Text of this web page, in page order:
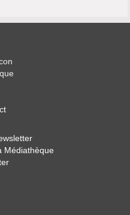
Médiathèque